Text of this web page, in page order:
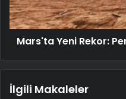
Mars'ta Yeni Rekor:
İlgili Makaleler